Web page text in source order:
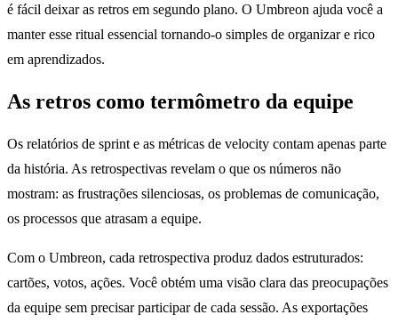
é fácil deixar as retros em segundo plano. O Umbreon ajuda você a
manter esse ritual essencial tornando-o simples de organizar e rico
em aprendizados.
As retros como termômetro da equipe
Os relatórios de sprint e as métricas de velocity contam apenas parte
da história. As retrospectivas revelam o que os números não
mostram: as frustrações silenciosas, os problemas de comunicação,
os processos que atrasam a equipe.
Com o Umbreon, cada retrospectiva produz dados estruturados:
cartões, votos, ações. Você obtém uma visão clara das preocupações
da equipe sem precisar participar de cada sessão. As exportações